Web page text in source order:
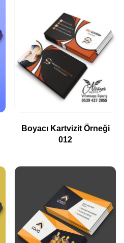
Boyacı Kartvizit Örneği
012